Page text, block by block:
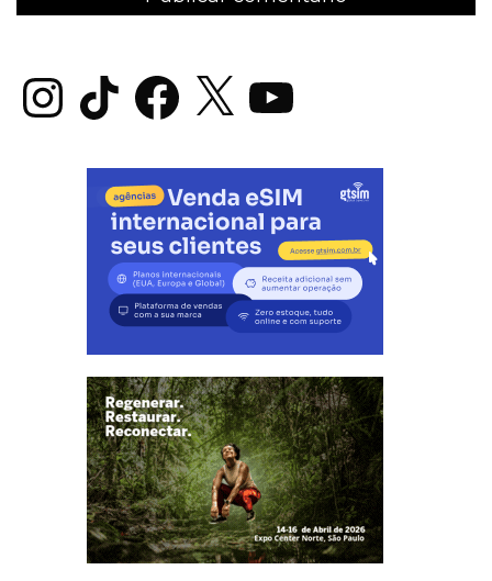
InstagramTikTok Facebook
X YouTube